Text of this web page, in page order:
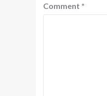
Comment *